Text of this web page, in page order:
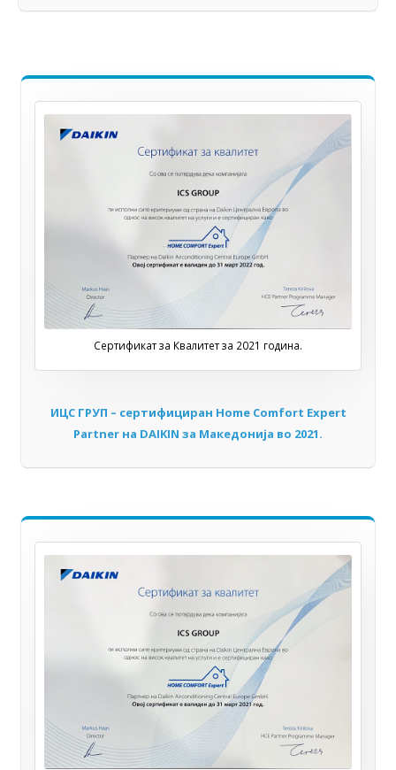
Сертификат за Квалитет за 2021 година.
ИЦС ГРУП – сертифициран Home Comfort Expert
Partner на DAIKIN за Мaкедонија во 2021.